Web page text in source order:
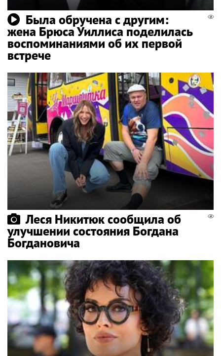
Была обручена с другим:
жена Брюса Уиллиса поделилась
воспоминаниями об их первой
встрече
Леся Никитюк сообщила об
улучшении состояния Богдана
Богдановича